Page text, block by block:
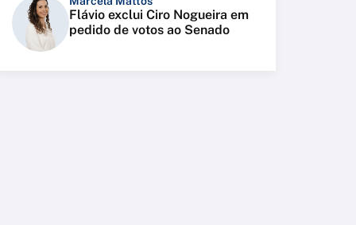
Flávio exclui Ciro Nogueira em
pedido de votos ao Senado